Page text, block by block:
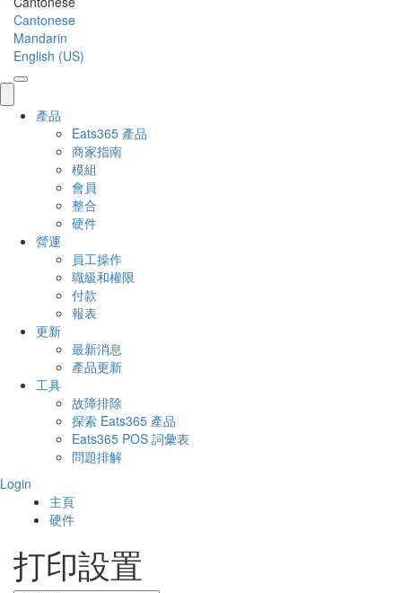
Cantonese
Mandarin
English (US)
產品
Eats365 產品
商家指南
模組
會員
整合
硬件
營運
員工操作
職級和權限
付款
報表
更新
最新消息
產品更新
工具
故障排除
探索 Eats365 產品
Eats365 POS 詞彙表
問題排解
Login
主頁
硬件
打印設置